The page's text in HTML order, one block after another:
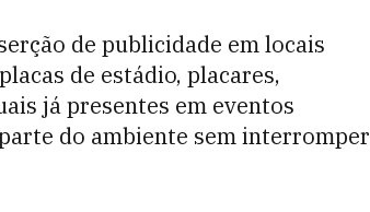
de publicidade em locais
de estádio, placares,
já presentes em eventos
do ambiente sem interromper